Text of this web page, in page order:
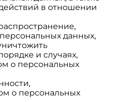
в отношении
данных,
и случаях,
о персональных
о персональных